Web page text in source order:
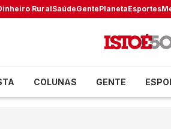
RuralSaúdeGentePlanetaEsportes
COLUNAS GENTE